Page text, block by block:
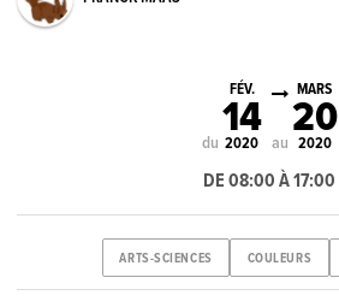
du
FÉV.
14
2020 au
MARS
20
2020
DE 08:00 À 17:00
ARTS-SCIENCES COULEURS